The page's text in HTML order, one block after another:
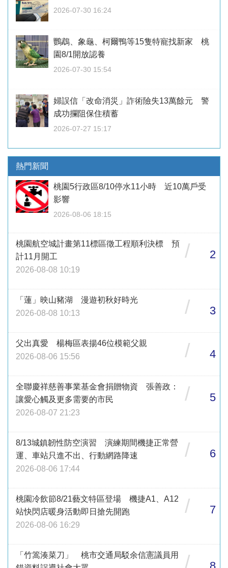
2026-07-30 16:24
鸚鵡、象龜、柯爾鴨等15隻特寵找新家 桃
園8/1開放認養
2026-07-30 15:54
婦誤信「改命消災」詐術險失13萬餘元 警
成功攔阻保住積蓄
2026-07-27 15:17
熱門新聞
桃園5行政區8/10停水11小時 近10萬戶受
影響
2026-08-06 18:15
桃園航空城計畫第11標區徵工程順利決標 預
計11月開工
2026-08-08 10:19
/ 2
「蓮」映山豬湖 漫遊初秋好時光
2026-08-08 10:13
/ 3
父出真愛 楊梅區表揚46位模範父親
2026-08-06 15:56
/ 4
全聯慶祥慈善事業基金會捐贈物資 張善政：
讓愛心觸及更多需要的市民
2026-08-07 21:23
/ 5
8/13城鎮韌性防空演習 演練期間機捷正常營
運、車站只進不出、行動網路降速
2026-08-06 17:44
/ 6
桃園冷飲節8/21藝文特區登場 機捷A1、A12
站快閃店暖身活動即日搶先開跑
2026-08-06 16:29
/ 7
「竹篙湊菜刀」 桃市交通局駁余信憲議員用
/